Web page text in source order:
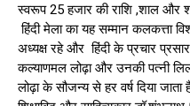
स्वरूप 25 हजार की राशि ,शाल और
हिंदी मेला का यह सम्मान कलकत्ता
अध्यक्ष रहे और हिंदी के प्रचार
कल्याणमल लोढ़ा और उनकी पत्नी
लोढ़ा के सौजन्य से हर वर्ष दिया